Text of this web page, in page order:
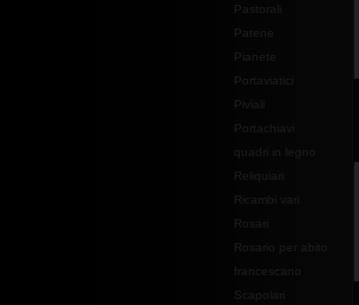
Pastorali
Patene
Pianete
Portaviatici
Piviali
Portachiavi
quadri in legno
Reliquiari
Ricambi vari
Rosari
Rosario per abito
francescano
Scapolari